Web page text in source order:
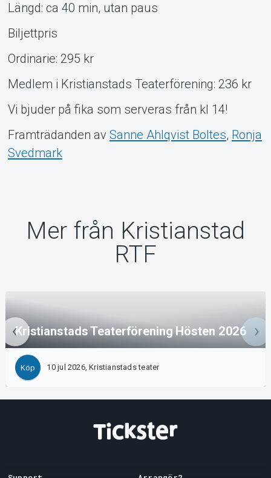
Längd: ca 40 min, utan paus
Biljettpris
Ordinarie: 295 kr
Medlem i Kristianstads Teaterförening: 236 kr
Vi bjuder på fika som serveras från kl 14!
Framträdanden av Sanne Ahlqvist Boltes, Ronja
Svedmark
Mer från Kristianstad
RTF
Kristianstads Teaterförening Hösten 2026
Köp 10 jul 2026, Kristianstads teater